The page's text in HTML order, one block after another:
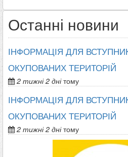
Останні новини
ІНФОРМАЦІЯ ДЛЯ
ОКУПОВАНИХ ТЕРИТОРІЙ
2 тижні 2 днітому
ІНФОРМАЦІЯ ДЛЯ
ОКУПОВАНИХ ТЕРИТОРІЙ
2 тижні 2 днітому